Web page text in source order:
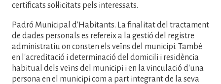
certificats sol·licitats pels interessats.
Padró Municipal d'Habitants. La finalitat del tractament
de dades personals es refereix a la gestió del registre
administratiu on consten els veïns del municipi. També
en l'acreditació i determinació del domicili i residència
habitual dels veïns del municipi i en la vinculació d'una
persona en el municipi com a part integrant de la seva